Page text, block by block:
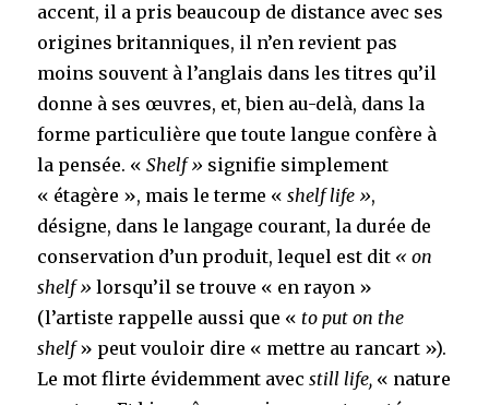
accent, il a pris beaucoup de distance avec ses
origines britanniques, il n’en revient pas
moins souvent à l’anglais dans les titres qu’il
donne à ses œuvres, et, bien au-delà, dans la
forme particulière que toute langue confère à
la pensée. «Shelf » signifie simplement
« étagère », mais le terme «shelf life »,
désigne, dans le langage courant, la durée de
conservation d’un produit, lequel est dit « on
shelf » lorsqu’il se trouve « en rayon »
(l’artiste rappelle aussi que « to put on the
shelf» peut vouloir dire « mettre au rancart »).
Le mot flirte évidemment avecstill life, « nature